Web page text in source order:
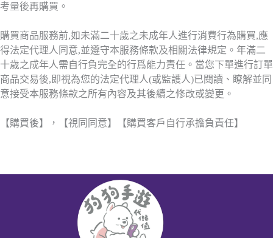
考量後再購買。
購買商品服務前,如未滿二十歲之未成年人進行消費行為購買,應
得法定代理人同意,並遵守本服務條款及相關法律規定。年滿二
十歲之成年人需自行負完全的行爲能力責任。當您下單進行訂單
商品交易後,即視為您的法定代理人(或監護人)已閱讀、瞭解並同
意接受本服務條款之所有內容及其後續之修改或變更。
【購買後】，【視同同意】【購買客戶自行承擔負責任】